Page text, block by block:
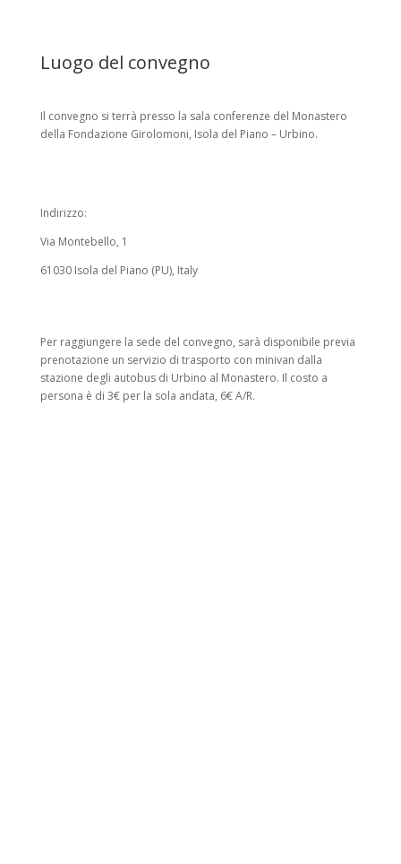
Luogo del convegno
Il convegno si terrà presso la sala conferenze del Monastero
della Fondazione Girolomoni, Isola del Piano – Urbino.
Indirizzo:
Via Montebello, 1
61030 Isola del Piano (PU), Italy
Per raggiungere la sede del convegno, sarà disponibile previa
prenotazione un servizio di trasporto con minivan dalla
stazione degli autobus di Urbino al Monastero. Il costo a
persona è di 3€ per la sola andata, 6€ A/R.